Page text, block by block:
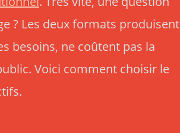
? Les deux formats produisent
besoins, ne coûtent pas la
Voici comment choisir le